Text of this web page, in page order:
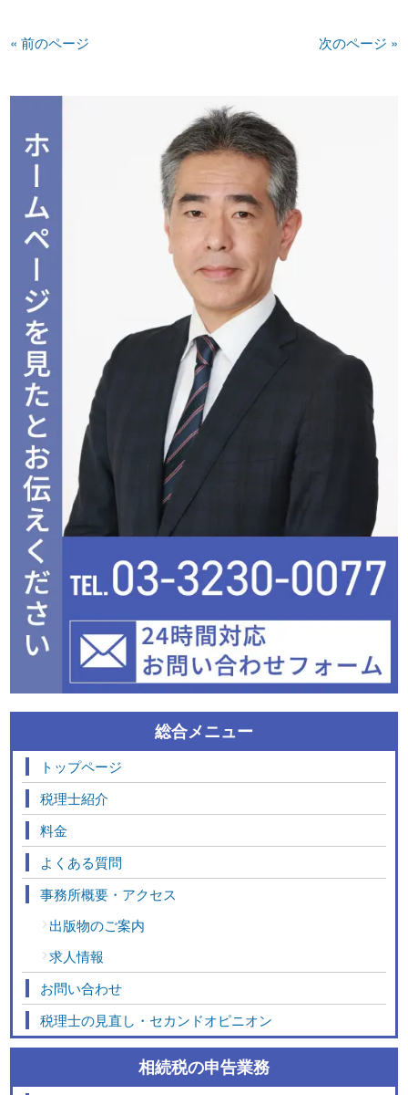
« 前のページ 次のページ »
総合メニュー
トップページ
税理士紹介
料金
よくある質問
事務所概要・アクセス
出版物のご案内
求人情報
お問い合わせ
税理士の見直し・セカンドオピニオン
相続税の申告業務